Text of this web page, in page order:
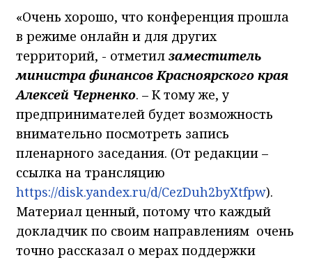
«Очень хорошо, что конференция прошла
в режиме онлайн и для других
территорий, - отметил заместитель
министра финансов Красноярского края
Алексей Черненко. – К тому же, у
предпринимателей будет возможность
внимательно посмотреть запись
пленарного заседания. (От редакции –
ссылка на трансляцию
https://disk.yandex.ru/d/CezDuh2byXtfpw).
Материал ценный, потому что каждый
докладчик по своим направлениям очень
точно рассказал о мерах поддержки